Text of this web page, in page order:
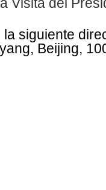
siguiente
Beijing,